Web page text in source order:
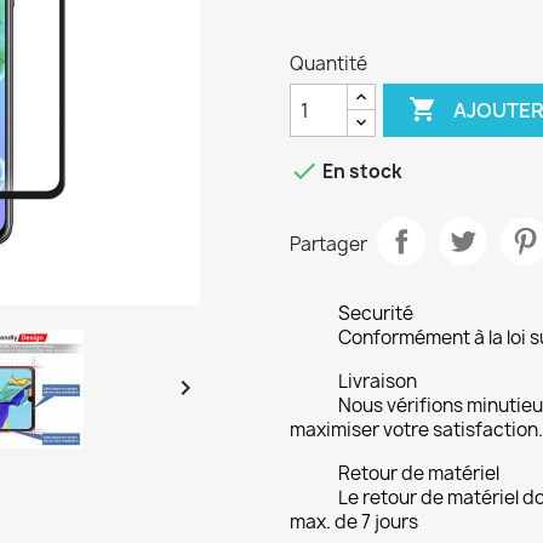

Quantité

 En stock
Partager
Securité
Conformément à la loi
Livraison
Nous vérifions
maximiser votre satisfaction.
Retour de matériel
Le retour de matériel
max. de 7 jours